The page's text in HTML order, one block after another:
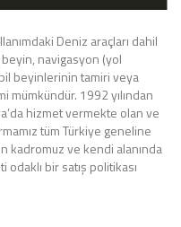
Deniz araçları dahil
navigasyon (yol
beyinlerinin tamiri veya
mümkündür. 1992 yılından
hizmet vermekte olan ve
tüm Türkiye geneline
kadromuz ve kendi alanında
bir satış politikası